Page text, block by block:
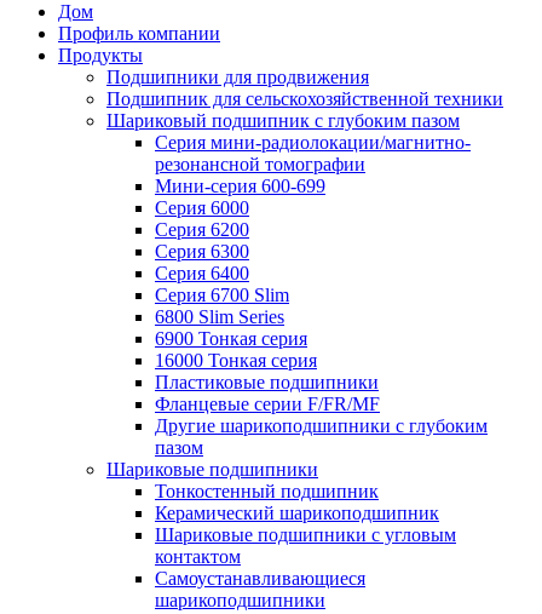
Дом
Профиль компании
Продукты
Подшипники для продвижения
Подшипник для сельскохозяйственной техники
Шариковый подшипник с глубоким пазом
Серия мини-радиолокации/магнитно-
резонансной томографии
Мини-серия 600-699
Серия 6000
Серия 6200
Серия 6300
Серия 6400
Серия 6700 Slim
6800 Slim Series
6900 Тонкая серия
16000 Тонкая серия
Пластиковые подшипники
Фланцевые серии F/FR/MF
Другие шарикоподшипники с глубоким
пазом
Шариковые подшипники
Тонкостенный подшипник
Керамический шарикоподшипник
Шариковые подшипники с угловым
контактом
Самоустанавливающиеся
шарикоподшипники